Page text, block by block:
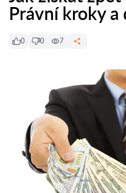
Právní kroky
0 0 7